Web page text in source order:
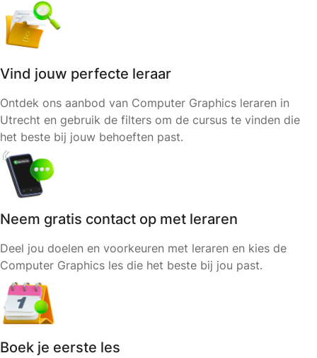
Vind jouw perfecte leraar
Ontdek ons aanbod van Computer Graphics leraren in
Utrecht en gebruik de filters om de cursus te vinden die
het beste bij jouw behoeften past.
Neem gratis contact op met leraren
Deel jou doelen en voorkeuren met leraren en kies de
Computer Graphics les die het beste bij jou past.
Boek je eerste les